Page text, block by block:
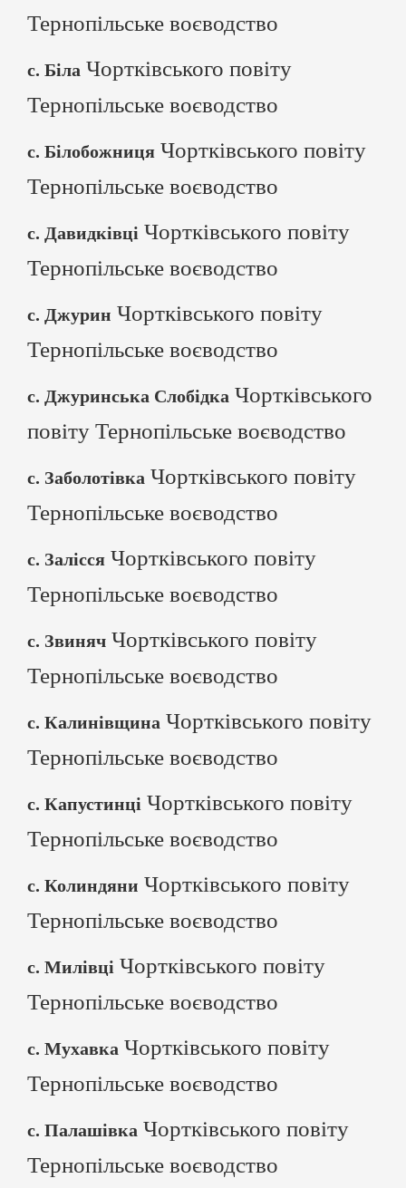
Тернопільське воєводство
с. Біла Чортківського повіту
Тернопільське воєводство
с. Білобожниця Чортківського повіту
Тернопільське воєводство
с. Давидківці Чортківського повіту
Тернопільське воєводство
с. Джурин Чортківського повіту
Тернопільське воєводство
с. Джуринська Слобідка Чортківського
повіту Тернопільське воєводство
с. Заболотівка Чортківського повіту
Тернопільське воєводство
с. Залісся Чортківського повіту
Тернопільське воєводство
с. Звиняч Чортківського повіту
Тернопільське воєводство
с. Калинівщина Чортківського повіту
Тернопільське воєводство
с. Капустинці Чортківського повіту
Тернопільське воєводство
с. Колиндяни Чортківського повіту
Тернопільське воєводство
с. Милівці Чортківського повіту
Тернопільське воєводство
с. Мухавка Чортківського повіту
Тернопільське воєводство
с. Палашівка Чортківського повіту
Тернопільське воєводство